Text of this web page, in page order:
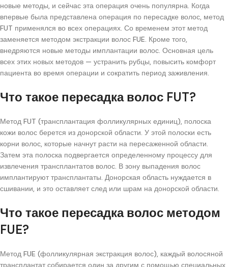
новые методы, и сейчас эта операция очень популярна. Когда
впервые была представлена операция по пересадке волос, метод
FUT применялся во всех операциях. Со временем этот метод
заменяется методом экстракции волос FUE. Кроме того,
внедряются новые методы имплантации волос. Основная цель
всех этих новых методов — устранить рубцы, повысить комфорт
пациента во время операции и сократить период заживления.
Что такое пересадка волос FUT?
Метод FUT (трансплантация фолликулярных единиц), полоска
кожи волос берется из донорской области. У этой полоски есть
корни волос, которые начнут расти на пересаженной области.
Затем эта полоска подвергается определенному процессу для
извлечения трансплантатов волос. В зону выпадения волос
имплантируют трансплантаты. Донорская область нуждается в
сшивании, и это оставляет след или шрам на донорской области.
Что такое пересадка волос методом
FUE?
Метод FUE (фолликулярная экстракция волос), каждый волосяной
трансплантат собирается один за другим с помощью специальных